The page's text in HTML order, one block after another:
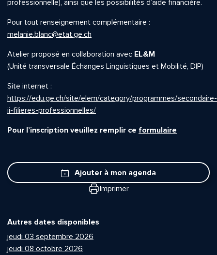
professionnelle), ainsi que les possibilités d’aide financière.
Pour tout renseignement complémentaire :
melanie.blanc@etat.ge.ch
Atelier proposé en collaboration avec EL&M
(Unité transversale Échanges Linguistiques et Mobilité, DIP)
Site internet :
https://edu.ge.ch/site/elem/category/programmes/secondaire-
ii-filieres-professionnelles/
Pour l’inscription veuillez remplir ce formulaire
Ajouter à mon agenda
Imprimer
Autres dates disponibles
jeudi 03 septembre 2026
jeudi 08 octobre 2026